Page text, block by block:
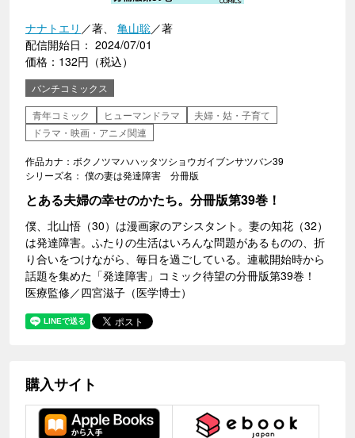
ナナトエリ ／著、 亀山聡／著
配信開始日： 2024/07/01
価格：132円（税込）
バンチコミックス
青年コミック
ヒューマンドラマ
夫婦・姑・子育て
ドラマ・映画・アニメ関連
作品カナ：ボクノツマハハッタツショウガイブンサツバン39
シリーズ名： 僕の妻は発達障害 分冊版
とある夫婦の幸せのかたち。分冊版第39巻！
僕、北山悟（30）は漫画家のアシスタント。妻の知花（32）
は発達障害。ふたりの生活はいろんな問題があるものの、折
り合いをつけながら、毎日を過ごしている。連載開始時から
話題を集めた「発達障害」コミック待望の分冊版第39巻！
医療監修／四宮滋子（医学博士）
購入サイト